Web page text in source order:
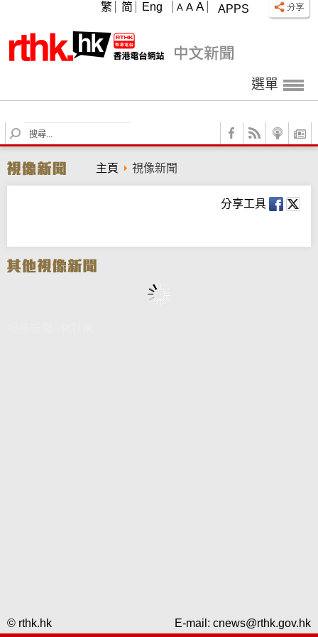
APPS
A A A
繁 简 Eng
選單
S
e
r
c
主頁 視像新聞
分享工具
© rthk.hk E-mail: cnews@rthk.gov.hk